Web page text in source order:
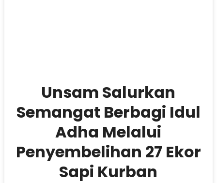
Unsam Salurkan
Semangat Berbagi Idul
Adha Melalui
Penyembelihan 27 Ekor
Sapi Kurban